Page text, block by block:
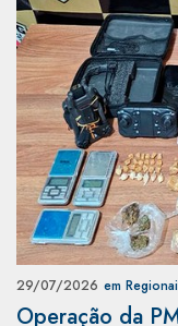
29/07/2026 em
Operação da